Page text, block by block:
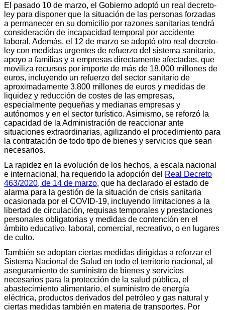
El pasado 10 de marzo, el Gobierno adoptó un real decreto-
ley para disponer que la situación de las personas forzadas
a permanecer en su domicilio por razones sanitarias tendrá
consideración de incapacidad temporal por accidente
laboral. Además, el 12 de marzo se adoptó otro real decreto-
ley con medidas urgentes de refuerzo del sistema sanitario,
apoyo a familias y a empresas directamente afectadas, que
moviliza recursos por importe de más de 18.000 millones de
euros, incluyendo un refuerzo del sector sanitario de
aproximadamente 3.800 millones de euros y medidas de
liquidez y reducción de costes de las empresas,
especialmente pequeñas y medianas empresas y
autónomos y en el sector turístico. Asimismo, se reforzó la
capacidad de la Administración de reaccionar ante
situaciones extraordinarias, agilizando el procedimiento para
la contratación de todo tipo de bienes y servicios que sean
necesarios.
La rapidez en la evolución de los hechos, a escala nacional
e internacional, ha requerido la adopción del Real Decreto
463/2020, de 14 de marzo, que ha declarado el estado de
alarma para la gestión de la situación de crisis sanitaria
ocasionada por el COVID-19, incluyendo limitaciones a la
libertad de circulación, requisas temporales y prestaciones
personales obligatorias y medidas de contención en el
ámbito educativo, laboral, comercial, recreativo, o en lugares
de culto.
También se adoptan ciertas medidas dirigidas a reforzar el
Sistema Nacional de Salud en todo el territorio nacional, al
aseguramiento de suministro de bienes y servicios
necesarios para la protección de la salud pública, el
abastecimiento alimentario, el suministro de energía
eléctrica, productos derivados del petróleo y gas natural y
ciertas medidas también en materia de transportes. Por